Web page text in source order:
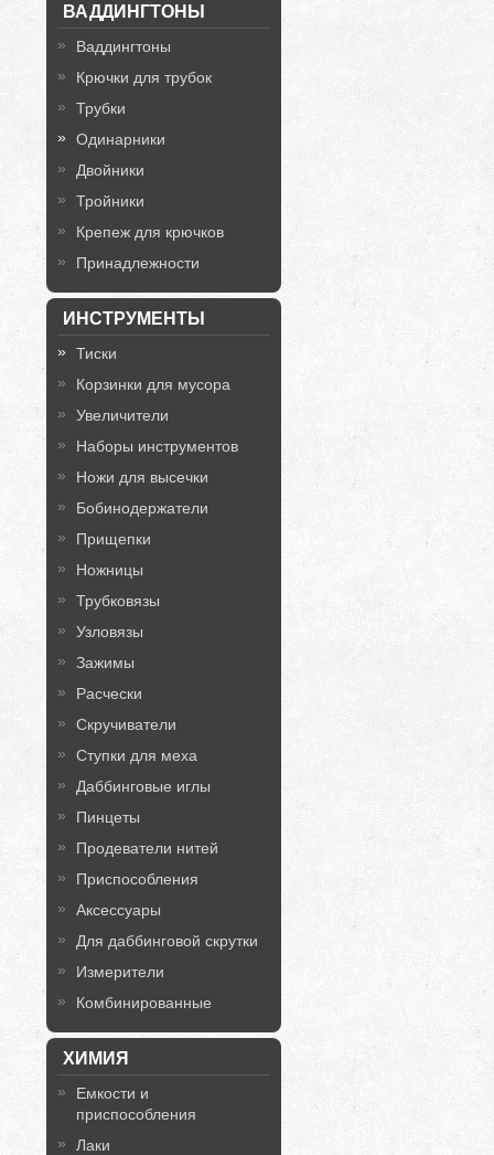
ВАДДИНГТОНЫ
Ваддингтоны
Крючки для трубок
Трубки
Одинарники
Двойники
Тройники
Крепеж для крючков
Принадлежности
ИНСТРУМЕНТЫ
Тиски
Корзинки для мусора
Увеличители
Наборы инструментов
Ножи для высечки
Бобинодержатели
Прищепки
Ножницы
Трубковязы
Узловязы
Зажимы
Расчески
Скручиватели
Ступки для меха
Даббинговые иглы
Пинцеты
Продеватели нитей
Приспособления
Аксессуары
Для даббинговой скрутки
Измерители
Комбинированные
ХИМИЯ
Емкости и
приспособления
Лаки